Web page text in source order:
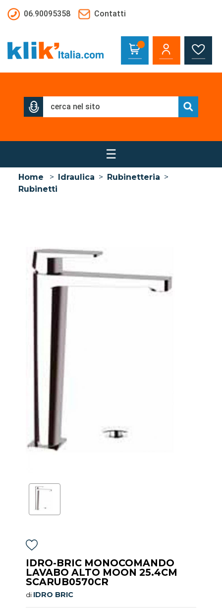
06.90095358
Contatti
☰
Home > Idraulica > Rubinetteria >
Rubinetti
IDRO-BRIC MONOCOMANDO
LAVABO ALTO MOON 25.4CM
SCARUB0570CR
di IDRO BRIC